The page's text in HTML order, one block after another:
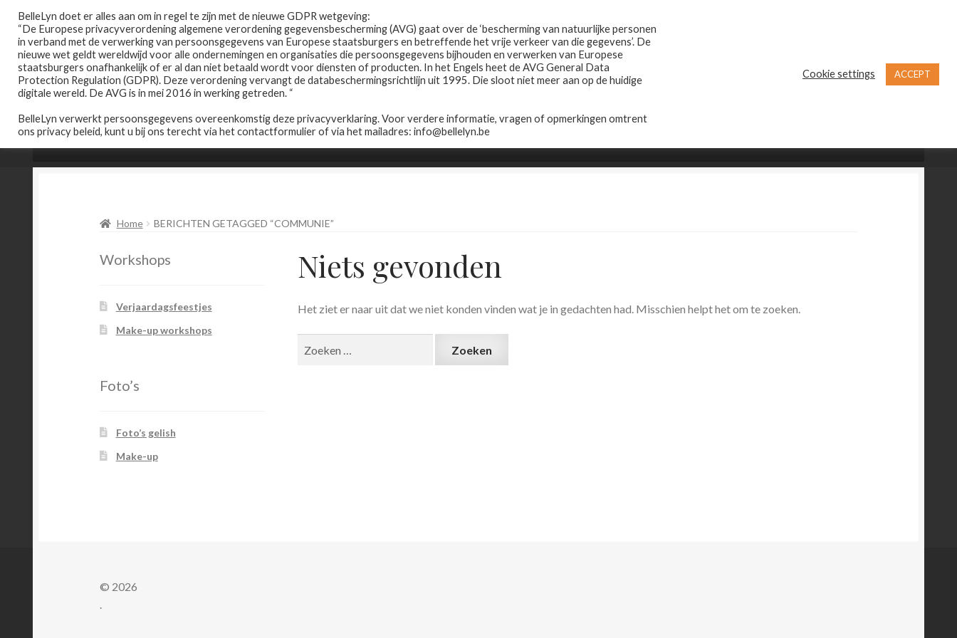
Ga
door
naar
navigatie
Ga
naar
de
inhoud
Home Afspraak maken Prijslijst Winkel Contact Wie is Belle-Lyn ?
Home BERICHTEN GETAGGED “COMMUNIE”
Niets gevonden
Het ziet er naar uit dat we niet konden vinden wat je in gedachten had. Misschien helpt het om te zoeken.
Workshops
Verjaardagsfeestjes
Make-up workshops
Foto’s
Foto’s gelish
Make-up
© 2026
.
BelleLyn doet er alles aan om in regel te zijn met de nieuwe GDPR wetgeving:
“De Europese privacyverordening algemene verordening gegevensbescherming (AVG) gaat over de ‘bescherming van natuurlijke personen
in verband met de verwerking van persoonsgegevens van Europese staatsburgers en betreffende het vrije verkeer van die gegevens’. De
nieuwe wet geldt wereldwijd voor alle ondernemingen en organisaties die persoonsgegevens bijhouden en verwerken van Europese
staatsburgers onafhankelijk of er al dan niet betaald wordt voor diensten of producten. In het Engels heet de AVG General Data
Protection Regulation (GDPR). Deze verordening vervangt de databeschermingsrichtlijn uit 1995. Die sloot niet meer aan op de huidige
digitale wereld. De AVG is in mei 2016 in werking getreden. “
BelleLyn verwerkt persoonsgegevens overeenkomstig deze privacyverklaring. Voor verdere informatie, vragen of opmerkingen omtrent
ons privacy beleid, kunt u bij ons terecht via het contactformulier of via het mailadres: info@bellelyn.be
Cookie settings ACCEPT